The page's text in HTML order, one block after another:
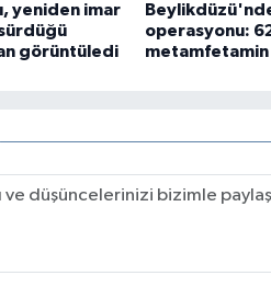
yeniden imar
sürdüğü
görüntüledi
operasyonu: